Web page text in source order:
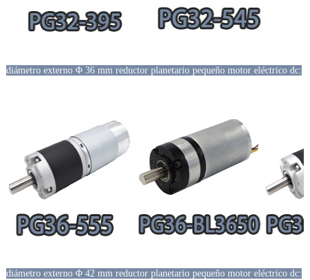
diámetro externo Φ 36 mm reductor planetario pequeño motor eléctrico dc:
diámetro externo Φ 42 mm reductor planetario pequeño motor eléctrico dc: